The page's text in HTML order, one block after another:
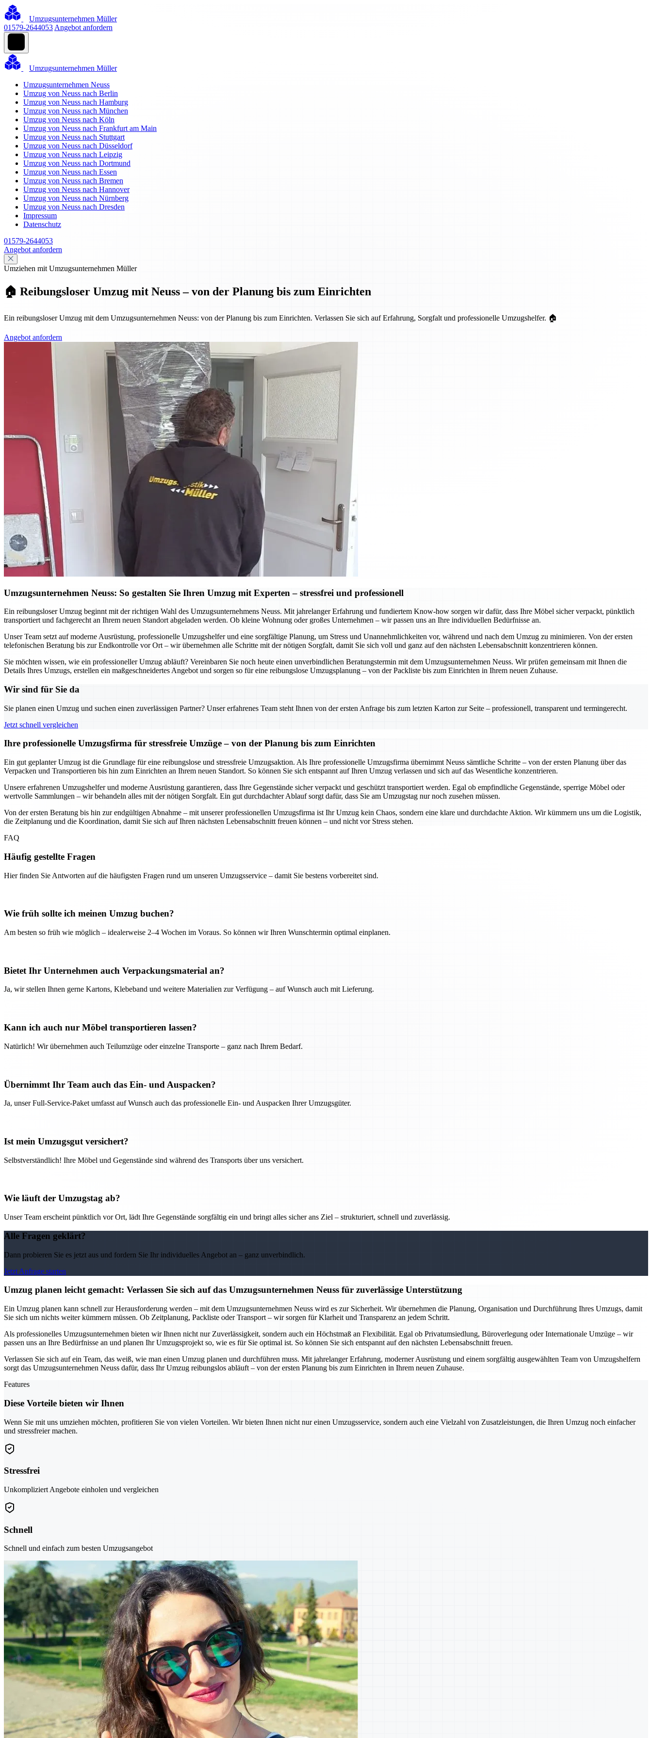
Umzugsunternehmen Müller
01579-2644053 Angebot anfordern
Umzugsunternehmen Müller
Umzugsunternehmen Neuss
Umzug von Neuss nach Berlin
Umzug von Neuss nach Hamburg
Umzug von Neuss nach München
Umzug von Neuss nach Köln
Umzug von Neuss nach Frankfurt am Main
Umzug von Neuss nach Stuttgart
Umzug von Neuss nach Düsseldorf
Umzug von Neuss nach Leipzig
Umzug von Neuss nach Dortmund
Umzug von Neuss nach Essen
Umzug von Neuss nach Bremen
Umzug von Neuss nach Hannover
Umzug von Neuss nach Nürnberg
Umzug von Neuss nach Dresden
Impressum
Datenschutz
01579-2644053
Angebot anfordern
Umziehen mit Umzugsunternehmen Müller
🏠 Reibungsloser Umzug mit Neuss – von der Planung bis zum Einrichten
Ein reibungsloser Umzug mit dem Umzugsunternehmen Neuss: von der Planung bis zum Einrichten. Verlassen Sie sich auf Erfahrung, Sorgfalt und professionelle Umzugshelfer. 🏠
Angebot anfordern
Umzugsunternehmen Neuss: So gestalten Sie Ihren Umzug mit Experten – stressfrei und professionell
Ein reibungsloser Umzug beginnt mit der richtigen Wahl des Umzugsunternehmens Neuss. Mit jahrelanger Erfahrung und fundiertem Know-how sorgen wir dafür, dass Ihre Möbel sicher verpackt, pünktlich
transportiert und fachgerecht an Ihrem neuen Standort abgeladen werden. Ob kleine Wohnung oder großes Unternehmen – wir passen uns an Ihre individuellen Bedürfnisse an.
Unser Team setzt auf moderne Ausrüstung, professionelle Umzugshelfer und eine sorgfältige Planung, um Stress und Unannehmlichkeiten vor, während und nach dem Umzug zu minimieren. Von der ersten
telefonischen Beratung bis zur Endkontrolle vor Ort – wir übernehmen alle Schritte mit der nötigen Sorgfalt, damit Sie sich voll und ganz auf den nächsten Lebensabschnitt konzentrieren können.
Sie möchten wissen, wie ein professioneller Umzug abläuft? Vereinbaren Sie noch heute einen unverbindlichen Beratungstermin mit dem Umzugsunternehmen Neuss. Wir prüfen gemeinsam mit Ihnen die
Details Ihres Umzugs, erstellen ein maßgeschneidertes Angebot und sorgen so für eine reibungslose Umzugsplanung – von der Packliste bis zum Einrichten in Ihrem neuen Zuhause.
Wir sind für Sie da
Sie planen einen Umzug und suchen einen zuverlässigen Partner? Unser erfahrenes Team steht Ihnen von der ersten Anfrage bis zum letzten Karton zur Seite – professionell, transparent und termingerecht.
Jetzt schnell vergleichen
Ihre professionelle Umzugsfirma für stressfreie Umzüge – von der Planung bis zum Einrichten
Ein gut geplanter Umzug ist die Grundlage für eine reibungslose und stressfreie Umzugsaktion. Als Ihre professionelle Umzugsfirma übernimmt Neuss sämtliche Schritte – von der ersten Planung über das
Verpacken und Transportieren bis hin zum Einrichten an Ihrem neuen Standort. So können Sie sich entspannt auf Ihren Umzug verlassen und sich auf das Wesentliche konzentrieren.
Unsere erfahrenen Umzugshelfer und moderne Ausrüstung garantieren, dass Ihre Gegenstände sicher verpackt und geschützt transportiert werden. Egal ob empfindliche Gegenstände, sperrige Möbel oder
wertvolle Sammlungen – wir behandeln alles mit der nötigen Sorgfalt. Ein gut durchdachter Ablauf sorgt dafür, dass Sie am Umzugstag nur noch zusehen müssen.
Von der ersten Beratung bis hin zur endgültigen Abnahme – mit unserer professionellen Umzugsfirma ist Ihr Umzug kein Chaos, sondern eine klare und durchdachte Aktion. Wir kümmern uns um die Logistik,
die Zeitplanung und die Koordination, damit Sie sich auf Ihren nächsten Lebensabschnitt freuen können – und nicht vor Stress stehen.
FAQ
Häufig gestellte Fragen
Hier finden Sie Antworten auf die häufigsten Fragen rund um unseren Umzugsservice – damit Sie bestens vorbereitet sind.
Wie früh sollte ich meinen Umzug buchen?
Am besten so früh wie möglich – idealerweise 2–4 Wochen im Voraus. So können wir Ihren Wunschtermin optimal einplanen.
Bietet Ihr Unternehmen auch Verpackungsmaterial an?
Ja, wir stellen Ihnen gerne Kartons, Klebeband und weitere Materialien zur Verfügung – auf Wunsch auch mit Lieferung.
Kann ich auch nur Möbel transportieren lassen?
Natürlich! Wir übernehmen auch Teilumzüge oder einzelne Transporte – ganz nach Ihrem Bedarf.
Übernimmt Ihr Team auch das Ein- und Auspacken?
Ja, unser Full-Service-Paket umfasst auf Wunsch auch das professionelle Ein- und Auspacken Ihrer Umzugsgüter.
Ist mein Umzugsgut versichert?
Selbstverständlich! Ihre Möbel und Gegenstände sind während des Transports über uns versichert.
Wie läuft der Umzugstag ab?
Unser Team erscheint pünktlich vor Ort, lädt Ihre Gegenstände sorgfältig ein und bringt alles sicher ans Ziel – strukturiert, schnell und zuverlässig.
Alle Fragen geklärt?
Dann probieren Sie es jetzt aus und fordern Sie Ihr individuelles Angebot an – ganz unverbindlich.
Jetzt Anfrage starten
Umzug planen leicht gemacht: Verlassen Sie sich auf das Umzugsunternehmen Neuss für zuverlässige Unterstützung
Ein Umzug planen kann schnell zur Herausforderung werden – mit dem Umzugsunternehmen Neuss wird es zur Sicherheit. Wir übernehmen die Planung, Organisation und Durchführung Ihres Umzugs, damit
Sie sich um nichts weiter kümmern müssen. Ob Zeitplanung, Packliste oder Transport – wir sorgen für Klarheit und Transparenz an jedem Schritt.
Als professionelles Umzugsunternehmen bieten wir Ihnen nicht nur Zuverlässigkeit, sondern auch ein Höchstmaß an Flexibilität. Egal ob Privatumsiedlung, Büroverlegung oder Internationale Umzüge – wir
passen uns an Ihre Bedürfnisse an und planen Ihr Umzugsprojekt so, wie es für Sie optimal ist. So können Sie sich entspannt auf den nächsten Lebensabschnitt freuen.
Verlassen Sie sich auf ein Team, das weiß, wie man einen Umzug planen und durchführen muss. Mit jahrelanger Erfahrung, moderner Ausrüstung und einem sorgfältig ausgewählten Team von Umzugshelfern
sorgt das Umzugsunternehmen Neuss dafür, dass Ihr Umzug reibungslos abläuft – von der ersten Planung bis zum Einrichten in Ihrem neuen Zuhause.
Features
Diese Vorteile bieten wir Ihnen
Wenn Sie mit uns umziehen möchten, profitieren Sie von vielen Vorteilen. Wir bieten Ihnen nicht nur einen Umzugsservice, sondern auch eine Vielzahl von Zusatzleistungen, die Ihren Umzug noch einfacher
und stressfreier machen.
Stressfrei
Unkompliziert Angebote einholen und vergleichen
Schnell
Schnell und einfach zum besten Umzugsangebot